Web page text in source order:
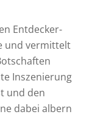
Entdecker-
und vermittelt
Inszenierung
und den
dabei albern